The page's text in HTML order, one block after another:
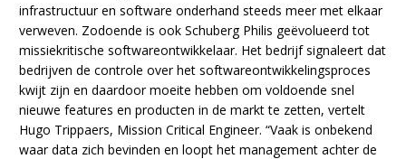
infrastructuur en software onderhand steeds meer met elkaar
verweven. Zodoende is ook Schuberg Philis geëvolueerd tot
missiekritische softwareontwikkelaar. Het bedrijf signaleert dat
bedrijven de controle over het softwareontwikkelingsproces
kwijt zijn en daardoor moeite hebben om voldoende snel
nieuwe features en producten in de markt te zetten, vertelt
Hugo Trippaers, Mission Critical Engineer. “Vaak is onbekend
waar data zich bevinden en loopt het management achter de